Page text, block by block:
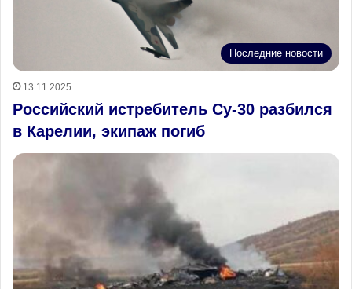
Последние новости
13.11.2025
Российский истребитель Су-30 разбился
в Карелии, экипаж погиб